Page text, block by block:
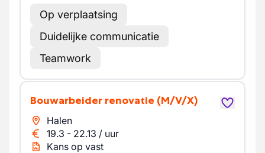
Op verplaatsing
Duidelijke communicatie
Teamwork
Bouwarbeider renovatie (M/V/X)
Halen
19.3 - 22.13 / uur
Kans op vast